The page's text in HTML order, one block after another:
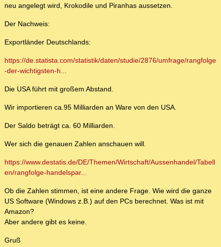
neu angelegt wird, Krokodile und Piranhas aussetzen.
Der Nachweis:
Exportländer Deutschlands:
https://de.statista.com/statistik/daten/studie/2876/umfrage/rangfolge
-der-wichtigsten-h...
Die USA führt mit großem Abstand.
Wir importieren ca.95 Milliarden an Ware von den USA.
Der Saldo beträgt ca. 60 Milliarden.
Wer sich die genauen Zahlen anschauen will.
https://www.destatis.de/DE/Themen/Wirtschaft/Aussenhandel/Tabell
en/rangfolge-handelspar...
Ob die Zahlen stimmen, ist eine andere Frage. Wie wird die ganze
US Software (Windows z.B.) auf den PCs berechnet. Was ist mit
Amazon?
Aber andere gibt es keine.
Gruß